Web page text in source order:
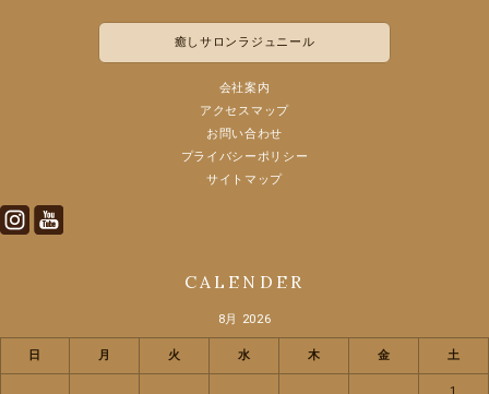
癒しサロンラジュニール
会社案内
アクセスマップ
お問い合わせ
プライバシーポリシー
サイトマップ
Instagram
CALENDER
8月 2026
日 月 火 水 木 金 土